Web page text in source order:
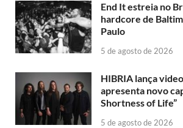
End It estreia no
hardcore de
Paulo
5 de agosto de 2026
HIBRIA lança
apresenta novo
Shortness of Life”
5 de agosto de 2026